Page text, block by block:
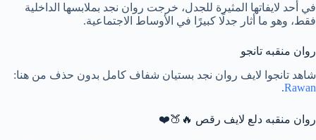
في أحد لايفاتها المثيرة للجدل، خرجت روان نجد بملابسها الداخلية
فقط، وهو ما أثار جدلًا كبيرًا في الأوساط الاجتماعية.
روان منقبه تانجو
شاهد تانجوا لايف روان نجد بستيان شفاف كامل بدون حذف من هنا:
Rawan
.
روان منقبه دلع لايف رقص 🔥🍑❤️